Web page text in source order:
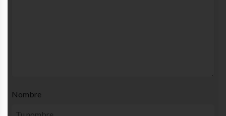
Nombre